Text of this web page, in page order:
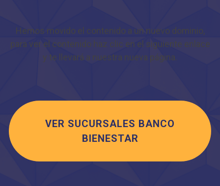
Hemos movido el contenido a un nuevo dominio,
para ver el contenido haz clic en el siguiente enlace
y te llevará a nuestra nueva página.
VER SUCURSALES BANCO
BIENESTAR